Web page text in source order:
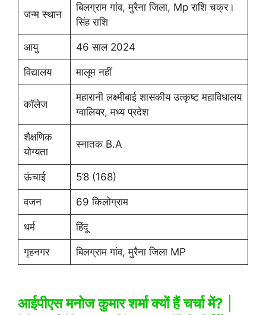
जन्म स्थान
बिलग्राम गांव, मुरैना जिला, Mp राशि चक्र।
सिंह राशि
आयु 46 साल 2024
विद्यालय मालूम नहीं
कॉलेज
महारानी लक्ष्मीबाई शासकीय उत्कृष्ट महाविधालय
ग्वालियर, मध्य प्रदेश
शैक्षणिक
योग्यता
स्नातक B.A
ऊंचाई 5’8 (168)
वजन 69 किलोग्राम
धर्म हिंदू
गृहनगर बिलग्राम गांव, मुरैना जिला MP
आईपीएस मनोज कुमार शर्मा क्यों हैं चर्चा में?